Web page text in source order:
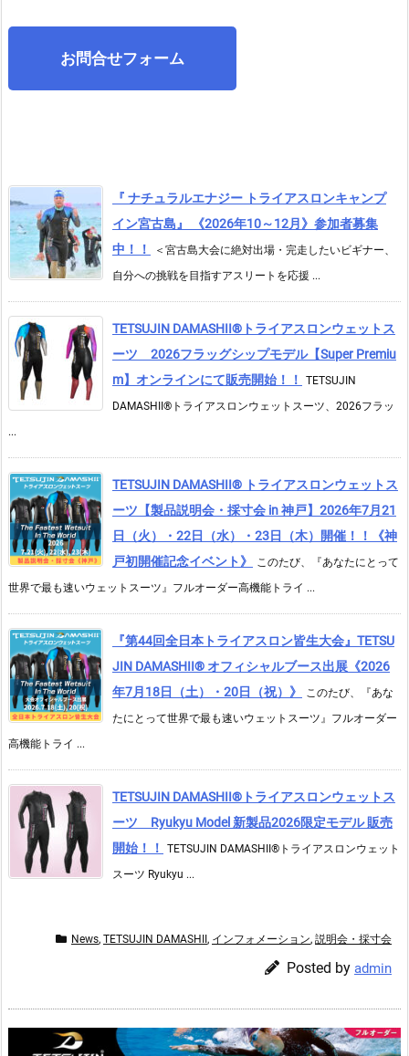
お問合せフォーム
『 ナチュラルエナジー トライアスロンキャンプ
イン宮古島』 《2026年10～12月》参加者募集
中！！
＜宮古島大会に絶対出場・完走したいビギナー、
自分への挑戦を目指すアスリートを応援 ...
TETSUJIN DAMASHII®︎トライアスロンウェットス
ーツ 2026フラッグシップモデル【Super Premiu
m】オンラインにて販売開始！！
TETSUJIN
DAMASHII®トライアスロンウェットスーツ、2026フラッ
...
TETSUJIN DAMASHII® トライアスロンウェットス
ーツ【製品説明会・採寸会 in 神戸】2026年7月21
日（火）・22日（水）・23日（木）開催！！《神
戸初開催記念イベント》
このたび、『あなたにとって
世界で最も速いウェットスーツ』フルオーダー高機能トライ ...
『第44回全日本トライアスロン皆生大会』TETSU
JIN DAMASHII® オフィシャルブース出展《2026
年7月18日（土）・20日（祝）》
このたび、『あな
たにとって世界で最も速いウェットスーツ』フルオーダー
高機能トライ ...
TETSUJIN DAMASHII®︎トライアスロンウェットス
ーツ Ryukyu Model 新製品2026限定モデル 販売
開始！！
TETSUJIN DAMASHII®︎トライアスロンウェット
スーツ Ryukyu ...
News, TETSUJIN DAMASHII, インフォメーション, 説明会・採寸会
Posted by admin